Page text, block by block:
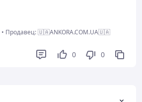
• Продавец: 🇺🇦ANKORA.COM.UA🇺🇦
0 0